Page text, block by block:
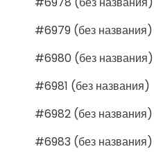
#6979 (без названия)
#6980 (без названия)
#6981 (без названия)
#6982 (без названия)
#6983 (без названия)